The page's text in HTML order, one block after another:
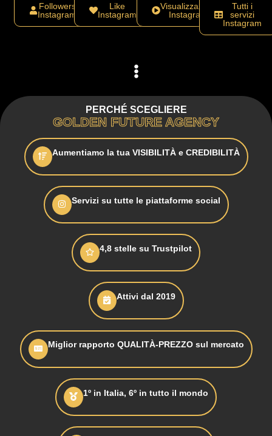
Followers
Instagram
Like
Instagram
Visualizzazioni
Instagram
Tutti i
servizi
Instagram
PERCHÉ SCEGLIERE
GOLDEN FUTURE AGENCY
Aumentiamo la tua VISIBILITÀ e CREDIBILITÀ
Servizi su tutte le piattaforme social
4,8 stelle su Trustpilot
Attivi dal 2019
Miglior rapporto QUALITÀ-PREZZO sul mercato
1º in Italia, 6º in tutto il mondo